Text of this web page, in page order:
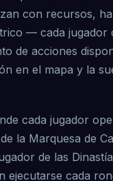
con recursos,
— cada jugador
de acciones
en el mapa y la
cada jugador
la Marquesa de
de las
ejecutarse cada